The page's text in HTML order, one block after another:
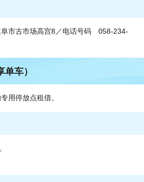
阜市古市场高宫8／电话号码 058-234-
车）
用停放点租借。